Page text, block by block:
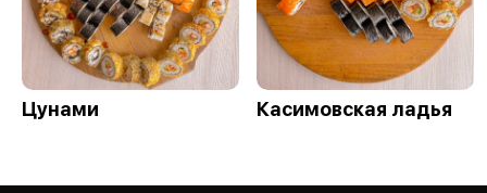
Цунами Касимовская ладья